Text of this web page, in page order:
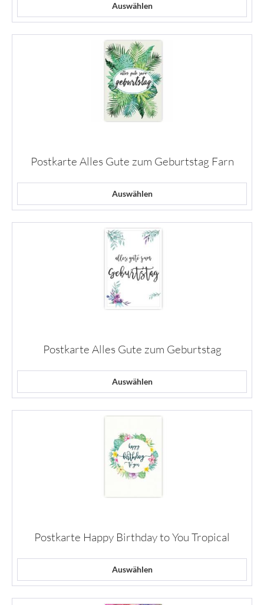
Auswählen
Postkarte Alles Gute zum Geburtstag Farn
Auswählen
Postkarte Alles Gute zum Geburtstag
Auswählen
Postkarte Happy Birthday to You Tropical
Auswählen